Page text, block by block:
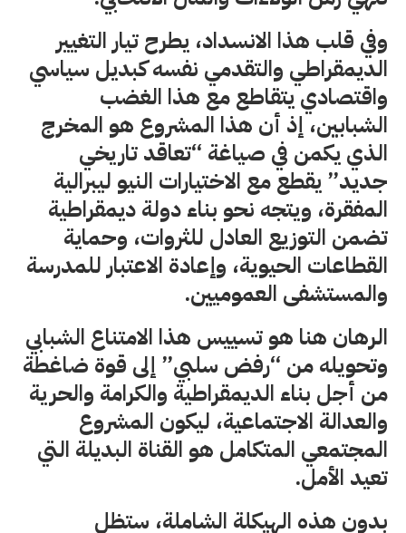
وفي قلب هذا الانسداد، يطرح تيار التغيير
الديمقراطي والتقدمي نفسه كبديل سياسي
واقتصادي يتقاطع مع هذا الغضب
الشبابين، إذ أن هذا المشروع هو المخرج
الذي يكمن في صياغة “تعاقد تاريخي
جديد” يقطع مع الاختيارات النيو ليبرالية
المفقرة، ويتجه نحو بناء دولة ديمقراطية
تضمن التوزيع العادل للثروات، وحماية
القطاعات الحيوية، وإعادة الاعتبار للمدرسة
والمستشفى العموميين.
الرهان هنا هو تسييس هذا الامتناع الشبابي
وتحويله من “رفض سلبي” إلى قوة ضاغطة
من أجل بناء الديمقراطية والكرامة والحرية
والعدالة الاجتماعية، ليكون المشروع
المجتمعي المتكامل هو القناة البديلة التي
تعيد الأمل.
بدون هذه الهيكلة الشاملة، ستظل